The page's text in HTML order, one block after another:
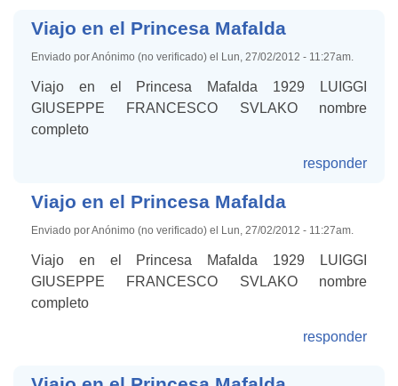
Viajo en el Princesa Mafalda
Enviado por Anónimo (no verificado) el Lun, 27/02/2012 - 11:27am.
Viajo en el Princesa Mafalda 1929 LUIGGI
GIUSEPPE FRANCESCO SVLAKO nombre
completo
responder
Viajo en el Princesa Mafalda
Enviado por Anónimo (no verificado) el Lun, 27/02/2012 - 11:27am.
Viajo en el Princesa Mafalda 1929 LUIGGI
GIUSEPPE FRANCESCO SVLAKO nombre
completo
responder